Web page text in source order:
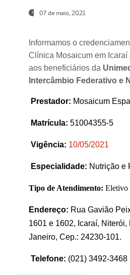
07 de maio, 2021
Informamos o
Clínica Mosaicum em
aos beneficiários da
Intercâmbio Federativo e
Prestador: Mosaicum
Matrícula: 51004355-5
Vigência: 10/05/2021
Especialidade: Nutrição e
Tipo de Atendimento: Eletivo
Endereço: Rua Gavião
1601 e 1602, Icaraí,
Janeiro, Cep.: 24230-101.
Telefone: (021) 3492-3468